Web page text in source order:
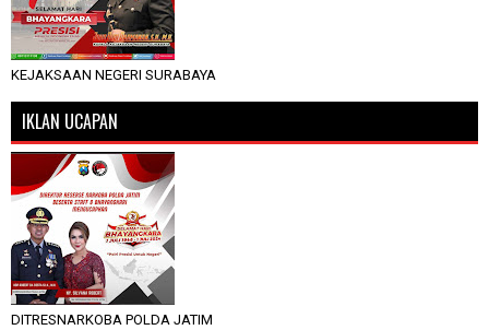
KEJAKSAAN NEGERI SURABAYA
IKLAN UCAPAN
DITRESNARKOBA POLDA JATIM